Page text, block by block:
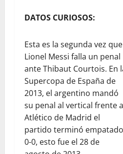
DATOS CURIOSOS:
Esta es la segunda vez que
Lionel Messi falla un penal
ante Thibaut Courtois. En
Supercopa de España de
2013, el argentino mandó
su penal al vertical frente
Atlético de Madrid el
partido terminó empatado
0-0, esto fue el 28 de